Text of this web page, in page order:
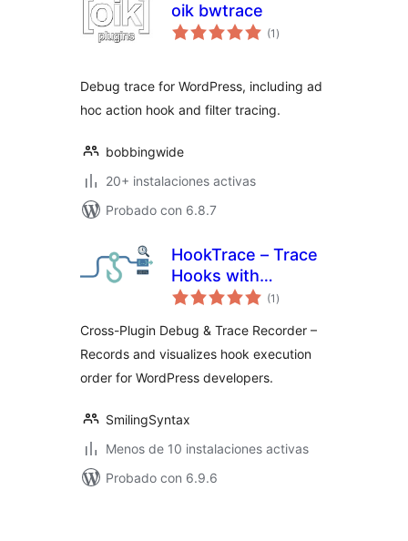
oik bwtrace
(1 valoraciones
en
)
Debug trace for WordPress, including ad
hoc action hook and filter tracing.
bobbingwide
20+ instalaciones activas
Probado con 6.8.7
HookTrace – Trace
Hooks with
Precision
(1 valoraciones
en
)
Cross-Plugin Debug & Trace Recorder –
Records and visualizes hook execution
order for WordPress developers.
SmilingSyntax
Menos de 10 instalaciones activas
Probado con 6.9.6